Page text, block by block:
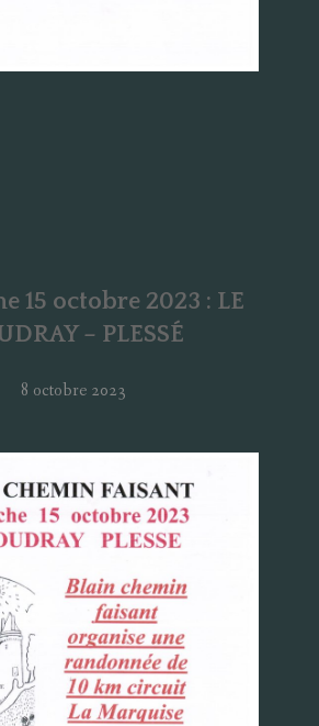
15 octobre 2023 : LE
– PLESSÉ
8 octobre 2023